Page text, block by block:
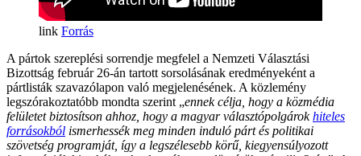
Forrás
A pártok szereplési sorrendje megfelel a Nemzeti Választási
Bizottság február 26-án tartott sorsolásának eredményeként a
pártlisták szavazólapon való megjelenésének. A közlemény
legszórakoztatóbb mondta szerint „ennek célja, hogy a közmédia
felületet biztosítson ahhoz, hogy a magyar választópolgárokhiteles
forrásokból ismerhessék meg minden induló párt és politikai
szövetség programját, így a legszélesebb körű, kiegyensúlyozott